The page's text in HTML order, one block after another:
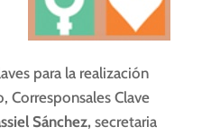
para la realización
Corresponsales Clave
Sánchez, secretaria